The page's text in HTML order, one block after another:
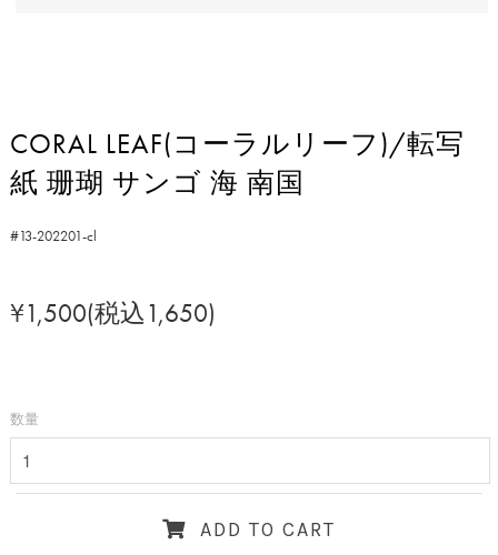
CORAL LEAF(コーラルリーフ)/転写
紙 珊瑚 サンゴ 海 南国
#13-202201-cl
¥1,500(税込1,650)
数量
ADD TO CART